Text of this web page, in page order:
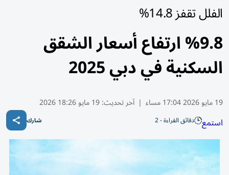
الفلل تقفز 14.8%
%9.8 ارتفاع أسعار الشقق
السكنية في دبي 2025
19 مايو 2026 17:04 مساء | آخر تحديث:19 مايو 18:26 2026
استمع دقائق القراءة - 2 شارك